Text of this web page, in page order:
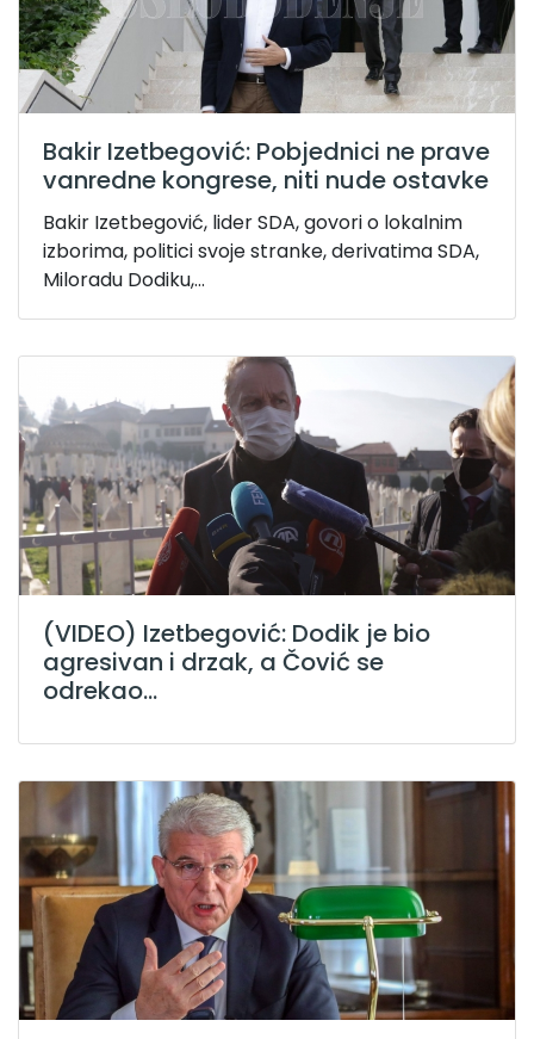
Bakir Izetbegović: Pobjednici ne prave
vanredne kongrese, niti nude ostavke
Bakir Izetbegović, lider SDA, govori o lokalnim
izborima, politici svoje stranke, derivatima SDA,
Miloradu Dodiku,...
(VIDEO) Izetbegović: Dodik je bio
agresivan i drzak, a Čović se
odrekao...